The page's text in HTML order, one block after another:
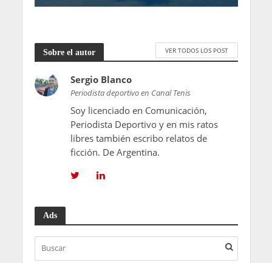
Sobre el autor VER TODOS LOS POST
Sergio Blanco
Periodista deportivo en Canal Tenis
Soy licenciado en Comunicación,
Periodista Deportivo y en mis ratos
libres también escribo relatos de
ficción. De Argentina.
Ads